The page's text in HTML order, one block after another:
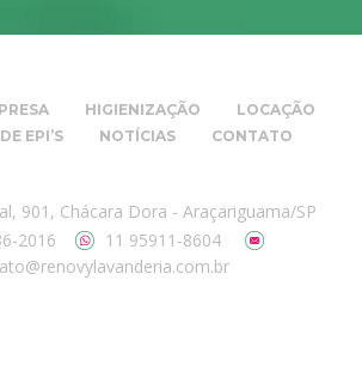
HIGIENIZAÇÃO
LOCAÇÃO
EPI’S
NOTÍCIAS CONTATO
901, Chácara Dora - Araçariguama/SP
2016
11 95911-8604